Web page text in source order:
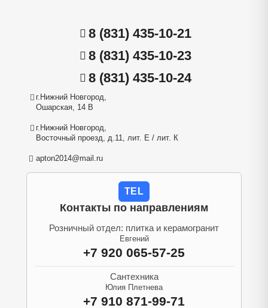
8 (831) 435-10-21
8 (831) 435-10-23
8 (831) 435-10-24
г.Нижний Новгород,
Ошарская, 14 В
г.Нижний Новгород,
Восточный проезд, д.11, лит. Е / лит. К
apton2014@mail.ru
TEL
Контакты по направлениям
Розничный отдел: плитка и керамогранит
Евгений
+7 920 065-57-25
Сантехника
Юлия Плетнева
+7 910 871-99-71